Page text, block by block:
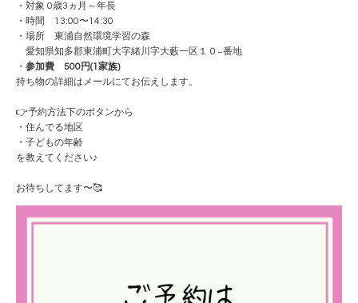
・対象 0歳3ヵ月～年長
・時間 13:00〜14:30
・場所 東浦自然環境学習の森
愛知県知多郡東浦町大字緒川字大藪一区１０−番地
・ 参加費 500円(1家族)
持ち物の詳細はメールにてお伝えします。
👉予約方法下のボタンから
・住んでる地区
・子どもの年齢
を教えてください♪
お待ちしてます〜🥰